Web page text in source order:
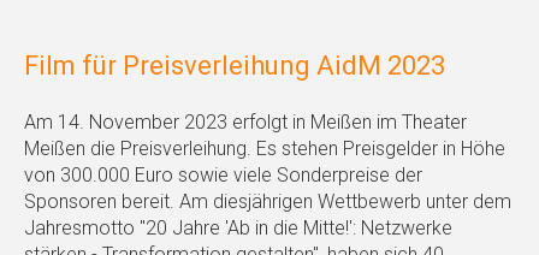
Film für Preisverleihung AidM 2023
Am 14. November 2023 erfolgt in Meißen im Theater
Meißen die Preisverleihung. Es stehen Preisgelder in Höhe
von 300.000 Euro sowie viele Sonderpreise der
Sponsoren bereit. Am diesjährigen Wettbewerb unter dem
Jahresmotto "20 Jahre 'Ab in die Mitte!': Netzwerke